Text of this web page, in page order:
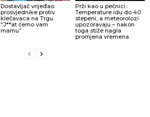
Dostavljač vrijeđao
prosvjednike protiv
klečavaca na Trgu.
“J**at ćemo vam
mamu”
Prži kao u pećnici:
Temperature idu do 40
stepeni, a meteorolozi
upozoravaju – nakon
toga stiže nagla
promjena vremena